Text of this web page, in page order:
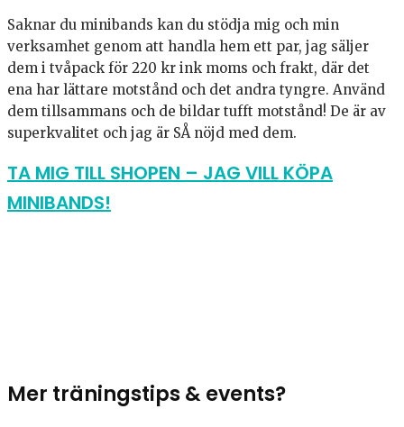
Saknar du minibands kan du stödja mig och min
verksamhet genom att handla hem ett par, jag säljer
dem i tvåpack för 220 kr ink moms och frakt, där det
ena har lättare motstånd och det andra tyngre. Använd
dem tillsammans och de bildar tufft motstånd! De är av
superkvalitet och jag är SÅ nöjd med dem.
TA MIG TILL SHOPEN – JAG VILL KÖPA
MINIBANDS!
Mer träningstips & events?